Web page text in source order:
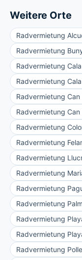
Weitere Orte
Radvermietung
Radvermietung
Radvermietung Cala
Radvermietung
Radvermietung Can
Radvermietung
Radvermietung
Radvermietung
Radvermietung
Radvermietung
Radvermietung
Radvermietung
Radvermietung
Radvermietung
Radvermietung